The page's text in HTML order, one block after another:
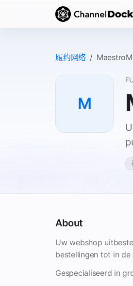
履约网络
M
About
Uw webshop
bestellingen tot in de
Gespecialiseerd in